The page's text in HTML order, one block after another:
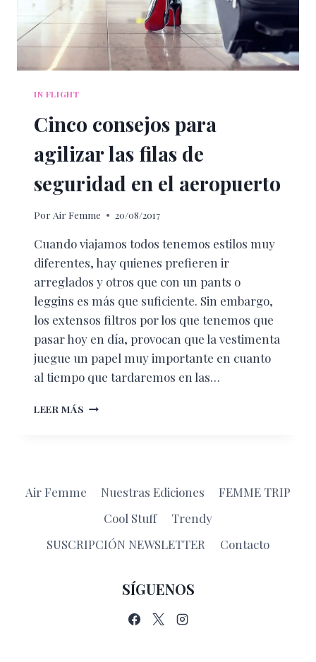
IN FLIGHT
Cinco consejos para
agilizar las filas de
seguridad en el aeropuerto
Por Air Femme 20/08/2017
Cuando viajamos todos tenemos estilos muy
diferentes, hay quienes prefieren ir
arreglados y otros que con un pants o
leggins es más que suficiente. Sin embargo,
los extensos filtros por los que tenemos que
pasar hoy en día, provocan que la vestimenta
juegue un papel muy importante en cuanto
al tiempo que tardaremos en las…
LEER MÁS CINCO
DE
EL
Air Femme Nuestras Ediciones
FEMME TRIP
Cool Stuff
Trendy
SUSCRIPCIÓN NEWSLETTER
Contacto
SÍGUENOS